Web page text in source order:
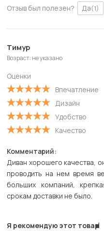
Отзыв был полезен? Да(1)
Тимур
Возраст: не указано
Оценки
Впечатление
Дизайн
Удобство
Качество
Комментарий:
Диван хорошего качества,
проводить на нем время
больших компаний,
срокам доставки не было.
Я рекомендую этот товар